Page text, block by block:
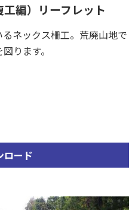
編）リーフレット
ネックス柵工。荒廃山地で
ります。
ロード